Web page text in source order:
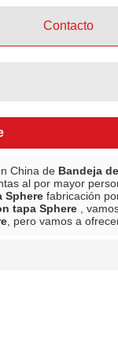
Contacto
China de Bandeja
al por mayor
Sphere fabricación
tapa Sphere ,
, pero vamos a